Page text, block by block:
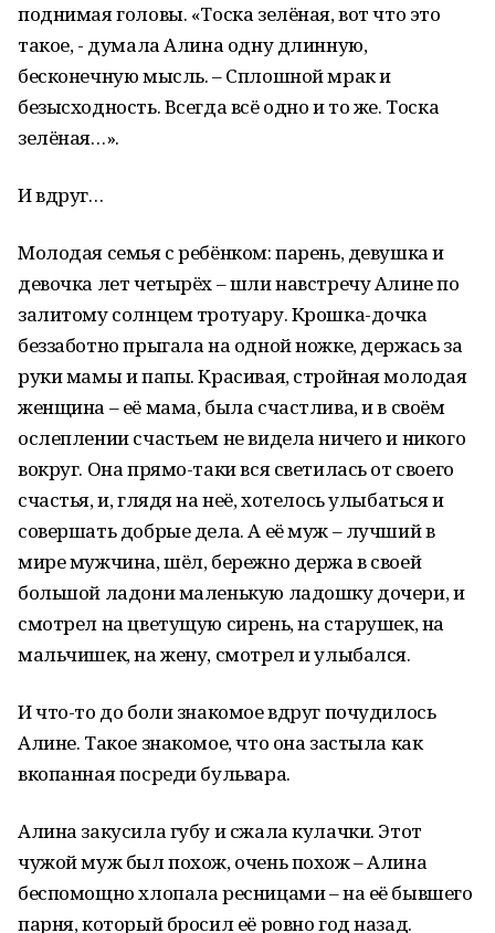
поднимая головы. «Тоска зелёная, вот что это
такое, - думала Алина одну длинную,
бесконечную мысль. – Сплошной мрак и
безысходность. Всегда всё одно и то же. Тоска
зелёная…».
И вдруг…
Молодая семья с ребёнком: парень, девушка и
девочка лет четырёх – шли навстречу Алине по
залитому солнцем тротуару. Крошка-дочка
беззаботно прыгала на одной ножке, держась за
руки мамы и папы. Красивая, стройная молодая
женщина – её мама, была счастлива, и в своём
ослеплении счастьем не видела ничего и никого
вокруг. Она прямо-таки вся светилась от своего
счастья, и, глядя на неё, хотелось улыбаться и
совершать добрые дела. А её муж – лучший в
мире мужчина, шёл, бережно держа в своей
большой ладони маленькую ладошку дочери, и
смотрел на цветущую сирень, на старушек, на
мальчишек, на жену, смотрел и улыбался.
И что-то до боли знакомое вдруг почудилось
Алине. Такое знакомое, что она застыла как
вкопанная посреди бульвара.
Алина закусила губу и сжала кулачки. Этот
чужой муж был похож, очень похож – Алина
беспомощно хлопала ресницами – на её бывшего
парня, который бросил её ровно год назад.